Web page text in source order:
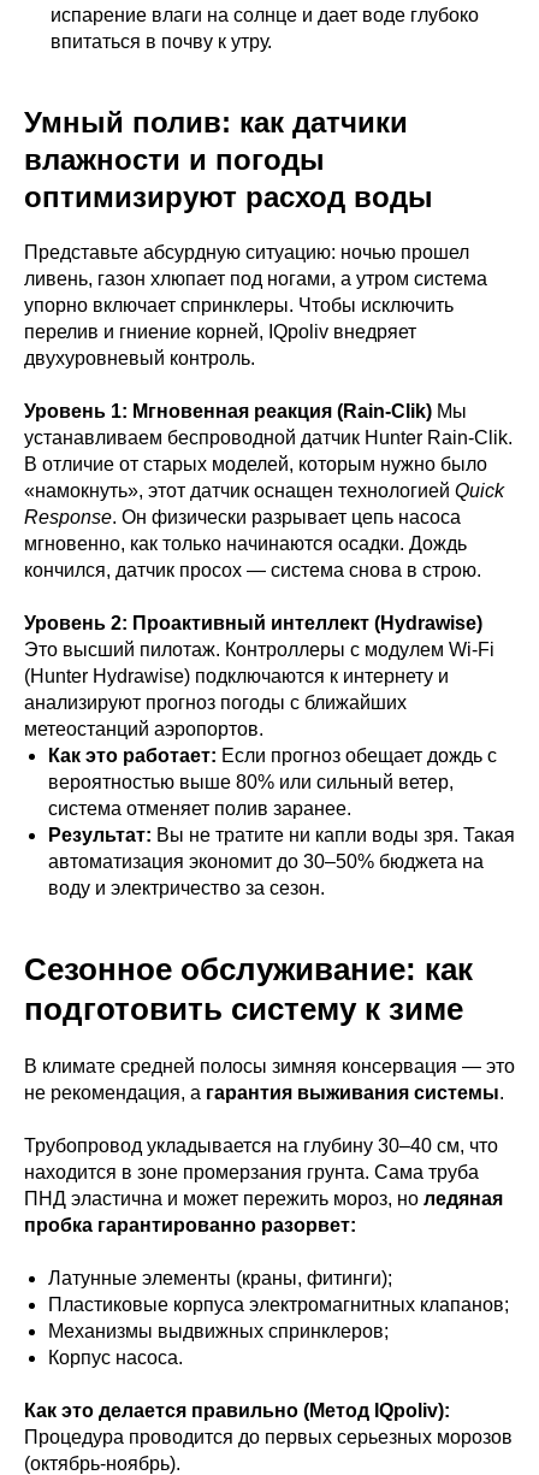
испарение влаги на солнце и дает воде глубоко
впитаться в почву к утру.
Умный полив: как датчики
влажности и погоды
оптимизируют расход воды
Представьте абсурдную ситуацию: ночью прошел
ливень, газон хлюпает под ногами, а утром система
упорно включает спринклеры. Чтобы исключить
перелив и гниение корней, IQpoliv внедряет
двухуровневый контроль.
Уровень 1: Мгновенная реакция (Rain-Clik) Мы
устанавливаем беспроводной датчик Hunter Rain-Clik.
В отличие от старых моделей, которым нужно было
«намокнуть», этот датчик оснащен технологией Quick
Response. Он физически разрывает цепь насоса
мгновенно, как только начинаются осадки. Дождь
кончился, датчик просох — система снова в строю.
Уровень 2: Проактивный интеллект (Hydrawise)
Это высший пилотаж. Контроллеры с модулем Wi-Fi
(Hunter Hydrawise) подключаются к интернету и
анализируют прогноз погоды с ближайших
метеостанций аэропортов.
Как это работает: Если прогноз обещает дождь с
вероятностью выше 80% или сильный ветер,
система отменяет полив заранее.
Результат: Вы не тратите ни капли воды зря. Такая
автоматизация экономит до 30–50% бюджета на
воду и электричество за сезон.
Сезонное обслуживание: как
подготовить систему к зиме
В климате средней полосы зимняя консервация — это
не рекомендация, а гарантия выживания системы.
Трубопровод укладывается на глубину 30–40 см, что
находится в зоне промерзания грунта. Сама труба
ПНД эластична и может пережить мороз, но ледяная
пробка гарантированно разорвет:
Латунные элементы (краны, фитинги);
Пластиковые корпуса электромагнитных клапанов;
Механизмы выдвижных спринклеров;
Корпус насоса.
Как это делается правильно (Метод IQpoliv):
Процедура проводится до первых серьезных морозов
(октябрь-ноябрь).
© 2015-2026, Все права защищены
ИНН 772471971498
ОГРНИП 316774600130474
+7 (495) 298-75-75
ym@iqpoliv.ru
МЫ В СОЦ. СЕТЯХ
Обучение автополиву
Контакты
Новости
Видео
Кейсы
Получить консультацию
Москва, 25 км МКАД, Торговый комплекс
"Конструктор", Павильон А.1.9